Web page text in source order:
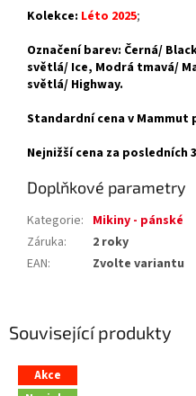
Související produkty
Akce
Kolekce: Léto 2025;
Označení barev: Černá/
světlá/ Ice, Modrá tmavá/
světlá/ Highway.
Standardní cena v Mammut
Nejnižší cena za posledních
Doplňkové parametry
Kategorie: Mikiny - pánské
Záruka:
2 roky
EAN: Zvolte variantu